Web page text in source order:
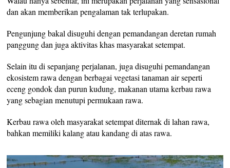
dan akan memberikan pengalaman tak terlupakan.
Pengunjung bakal disuguhi dengan pemandangan deretan rumah
panggung dan juga aktivitas khas masyarakat setempat.
Selain itu di sepanjang perjalanan, juga disuguhi pemandangan
ekosistem rawa dengan berbagai vegetasi tanaman air seperti
eceng gondok dan purun kudung, makanan utama kerbau rawa
yang sebagian menutupi permukaan rawa.
Kerbau rawa oleh masyarakat setempat diternak di lahan rawa,
bahkan memiliki kalang atau kandang di atas rawa.